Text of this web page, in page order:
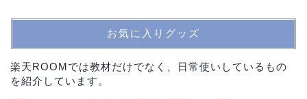
お気に入りグッズ
楽天ROOMでは教材だけでなく、日常使いしているもの
を紹介しています。